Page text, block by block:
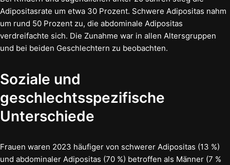
Adipositasrate um etwa 30 Prozent. Schwere Adipositas nahm
um rund 50 Prozent zu, die abdominale Adipositas
verdreifachte sich. Die Zunahme war in allen Altersgruppen
und bei beiden Geschlechtern zu beobachten.
Soziale und
geschlechtsspezifische
Unterschiede
Frauen waren 2023 häufiger von schwerer Adipositas (13 %)
und abdominaler Adipositas (70 %) betroffen als Männer (7 %